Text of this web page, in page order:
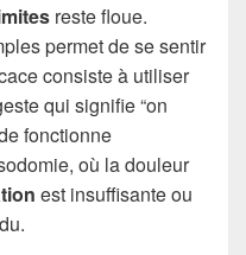
reste floue.
permet de se sentir
consiste à utiliser
qui signifie “on
fonctionne
où la douleur
est insuffisante ou